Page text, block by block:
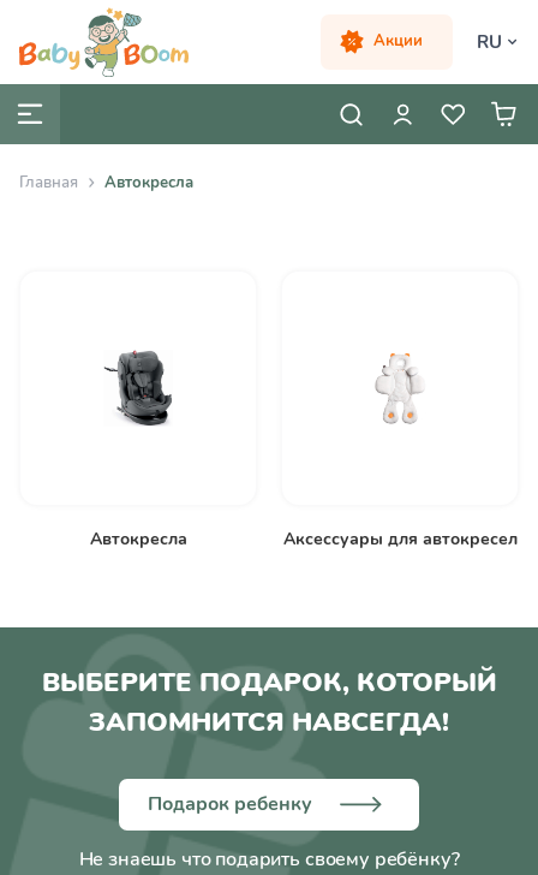
Акции RU
Главная Автокресла
Автокресла Аксессуары для автокресел
ВЫБЕРИТЕ ПОДАРОК, КОТОРЫЙ
ЗАПОМНИТСЯ НАВСЕГДА!
Подарок ребенку
Не знаешь что подарить своему ребёнку?